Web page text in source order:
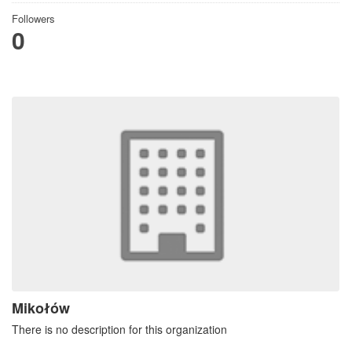
Followers
0
Mikołów
There is no description for this organization